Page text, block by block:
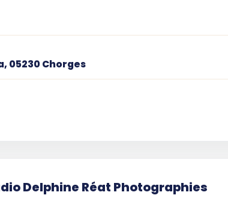
05230 Chorges
Delphine Réat Photographies